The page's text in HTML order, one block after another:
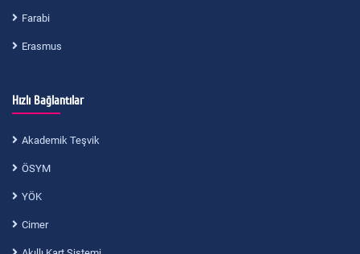
Farabi
Erasmus
Hızlı Bağlantılar
Akademik Teşvik
ÖSYM
YÖK
Cimer